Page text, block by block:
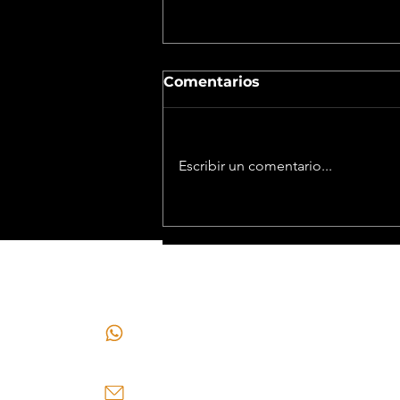
Comentarios
Escribir un comentario...